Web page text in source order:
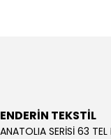
ENDERİN TEKSTİL